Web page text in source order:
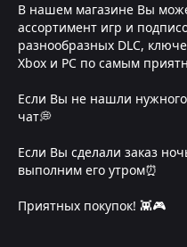
В нашем магазине Вы
ассортимент игр и
разнообразных DLC,
Xbox и PC по самым
Если Вы не нашли
чат💭
Если Вы сделали заказ
выполним его утром⏰
Приятных покупок! 👾🎮